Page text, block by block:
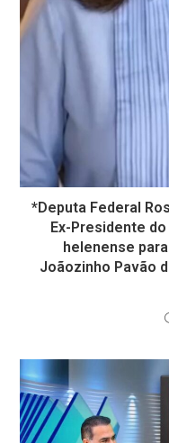
*Deputa Federal
Ex-Presidente
helenense
Joãozinho Pavão